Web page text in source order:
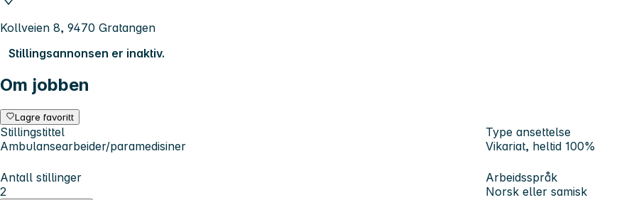
Kollveien 8, 9470 Gratangen
Stillingsannonsen er inaktiv.
Om jobben
Lagre favoritt
Stillingstittel
Ambulansearbeider/paramedisiner
Type ansettelse
Vikariat, heltid 100%
Antall stillinger
2
Arbeidsspråk
Norsk eller samisk